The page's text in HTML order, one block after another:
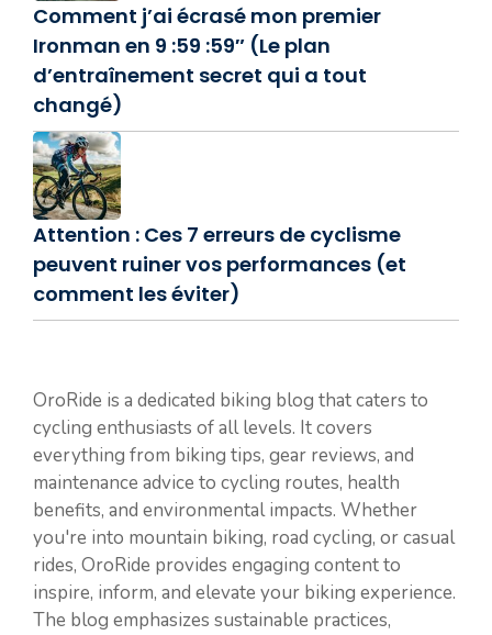
Comment j’ai écrasé mon premier
Ironman en 9 :59 :59″ (Le plan
d’entraînement secret qui a tout
changé)
Attention : Ces 7 erreurs de cyclisme
peuvent ruiner vos performances (et
comment les éviter)
OroRide is a dedicated biking blog that caters to
cycling enthusiasts of all levels. It covers
everything from biking tips, gear reviews, and
maintenance advice to cycling routes, health
benefits, and environmental impacts. Whether
you're into mountain biking, road cycling, or casual
rides, OroRide provides engaging content to
inspire, inform, and elevate your biking experience.
The blog emphasizes sustainable practices,